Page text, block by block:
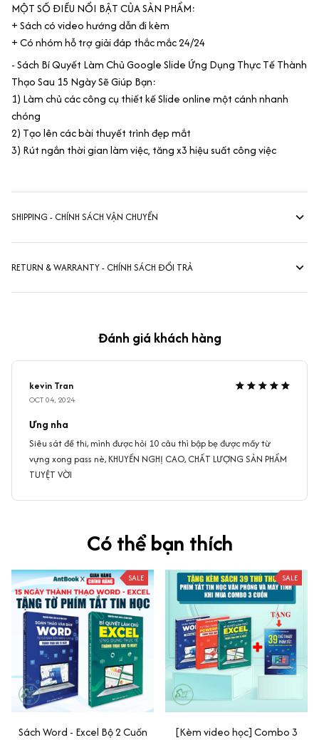
MỘT SỐ ĐIỀU NỔI BẬT CỦA SẢN PHẨM:
+ Sách có video hướng dẫn đi kèm
+ Có nhóm hỗ trợ giải đáp thắc mắc 24/24
- Sách Bí Quyết Làm Chủ Google Slide Ứng Dụng Thực Tế Thành
Thạo Sau 15 Ngày Sẽ Giúp Bạn:
1) Làm chủ các công cụ thiết kế Slide online một cánh nhanh
chóng
2) Tạo lên các bài thuyết trình đẹp mắt
3) Rút ngắn thời gian làm việc, tăng x3 hiệu suất công việc
SHIPPING - CHÍNH SÁCH VẬN CHUYỂN
RETURN & WARRANTY - CHÍNH SÁCH ĐỔI TRẢ
Đánh giá khách hàng
kevin Tran
OCT 04, 2024
Ưng nha
Siêu sát đề thi, mình được hỏi 10 câu thì bập bẹ được mấy từ
vựng xong pass nè, KHUYẾN NGHỊ CAO, CHẤT LƯỢNG SẢN PHẨM
TUYỆT VỜI
Có thể bạn thích
SALE
Sách Word - Excel Bộ 2 Cuốn
SALE
[Kèm video học] Combo 3